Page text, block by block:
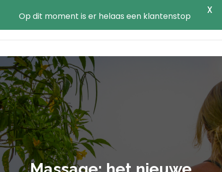
Op dit moment is er helaas een klantenstop
X